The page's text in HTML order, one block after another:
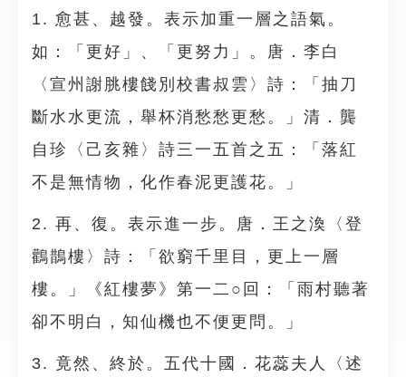
1. 愈甚、越發。表示加重一層之語氣。
如：「更好」、「更努力」。唐．李白
〈宣州謝脁樓餞別校書叔雲〉詩：「抽刀
斷水水更流，舉杯消愁愁更愁。」清．龔
自珍〈己亥雜〉詩三一五首之五：「落紅
不是無情物，化作春泥更護花。」
2. 再、復。表示進一步。唐．王之渙〈登
鸛鵲樓〉詩：「欲窮千里目，更上一層
樓。」《紅樓夢》第一二○回：「雨村聽著
卻不明白，知仙機也不便更問。」
3. 竟然、終於。五代十國．花蕊夫人〈述